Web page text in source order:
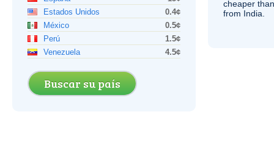
Estados Unidos
0.4¢
México
0.5¢
Perú
1.5¢
Venezuela
4.5¢
Buscar su país
cheaper
from India.